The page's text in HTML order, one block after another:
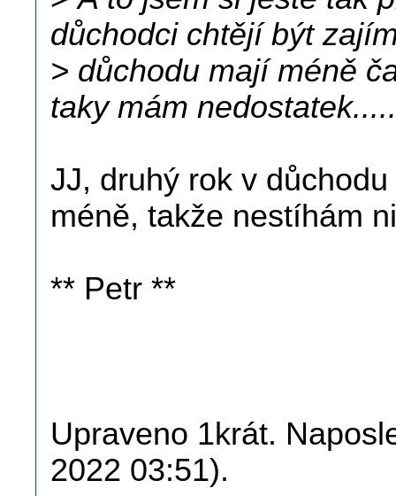
důchodci chtějí být
> důchodu mají méně
taky mám nedostatek.....
JJ, druhý rok v
méně, takže nestíhám
** Petr **
Upraveno 1krát.
2022 03:51).